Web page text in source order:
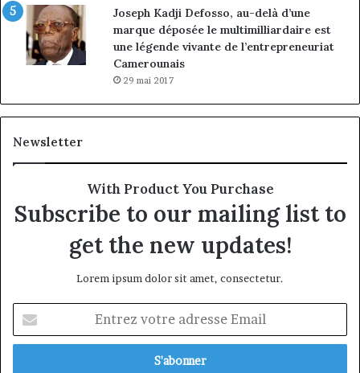
Joseph Kadji Defosso, au-delà d’une
marque déposée le multimilliardaire est
une légende vivante de l’entrepreneuriat
Camerounais
29 mai 2017
Newsletter
With Product You Purchase
Subscribe to our mailing list to
get the new updates!
Lorem ipsum dolor sit amet, consectetur.
votre
adresse